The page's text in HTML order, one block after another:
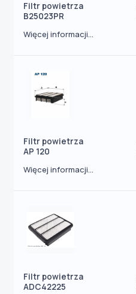
Filtr powietrza
B25023PR
Więcej informacji...
Filtr powietrza
AP 120
Więcej informacji...
Filtr powietrza
ADC42225